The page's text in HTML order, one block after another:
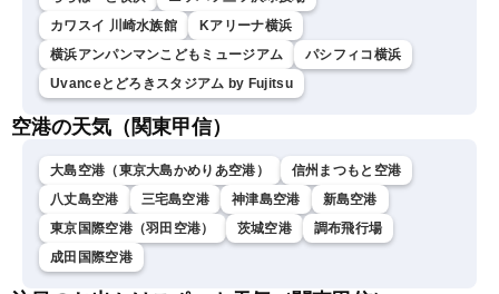
カワスイ 川崎水族館
Kアリーナ横浜
横浜アンパンマンこどもミュージアム
パシフィコ横浜
Uvanceとどろきスタジアム by Fujitsu
空港の天気（関東甲信）
大島空港（東京大島かめりあ空港）
信州まつもと空港
八丈島空港
三宅島空港 神津島空港
新島空港
東京国際空港（羽田空港）
茨城空港
調布飛行場
成田国際空港